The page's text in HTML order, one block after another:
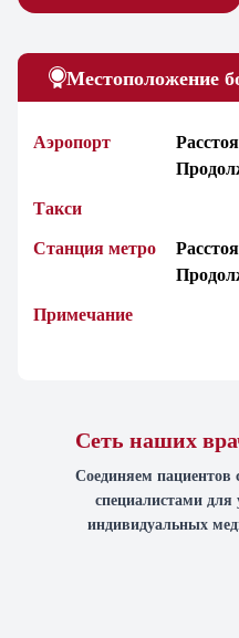
Местоположение
Аэропорт
Такси
Станция метро
Примечание
Сеть наших
Соединяем пациентов
специалистами
индивидуальных